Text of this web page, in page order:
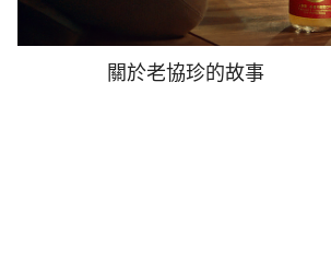
關於老協珍的故事